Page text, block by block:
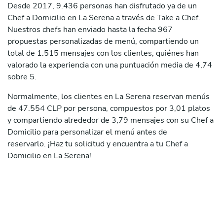
Desde 2017, 9.436 personas han disfrutado ya de un
Chef a Domicilio en La Serena a través de Take a Chef.
Nuestros chefs han enviado hasta la fecha 967
propuestas personalizadas de menú, compartiendo un
total de 1.515 mensajes con los clientes, quiénes han
valorado la experiencia con una puntuación media de 4,74
sobre 5.
Normalmente, los clientes en La Serena reservan menús
de 47.554 CLP por persona, compuestos por 3,01 platos
y compartiendo alrededor de 3,79 mensajes con su Chef a
Domicilio para personalizar el menú antes de
reservarlo. ¡Haz tu solicitud y encuentra a tu Chef a
Domicilio en La Serena!